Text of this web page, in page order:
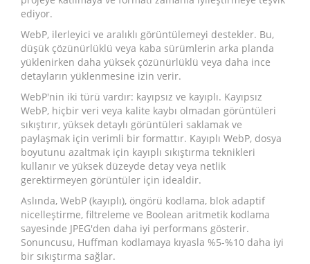
ediyor.
WebP, ilerleyici ve aralıklı görüntülemeyi destekler. Bu,
düşük çözünürlüklü veya kaba sürümlerin arka planda
yüklenirken daha yüksek çözünürlüklü veya daha ince
detayların yüklenmesine izin verir.
WebP'nin iki türü vardır: kayıpsız ve kayıplı. Kayıpsız
WebP, hiçbir veri veya kalite kaybı olmadan görüntüleri
sıkıştırır, yüksek detaylı görüntüleri saklamak ve
paylaşmak için verimli bir formattır. Kayıplı WebP, dosya
boyutunu azaltmak için kayıplı sıkıştırma teknikleri
kullanır ve yüksek düzeyde detay veya netlik
gerektirmeyen görüntüler için idealdir.
Aslında, WebP (kayıplı), öngörü kodlama, blok adaptif
nicelleştirme, filtreleme ve Boolean aritmetik kodlama
sayesinde JPEG'den daha iyi performans gösterir.
Sonuncusu, Huffman kodlamaya kıyasla %5-%10 daha iyi
bir sıkıştırma sağlar.